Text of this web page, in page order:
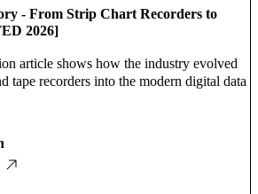
- From Strip Chart Recorders to
2026]
article shows how the industry evolved
tape recorders into the modern digital data